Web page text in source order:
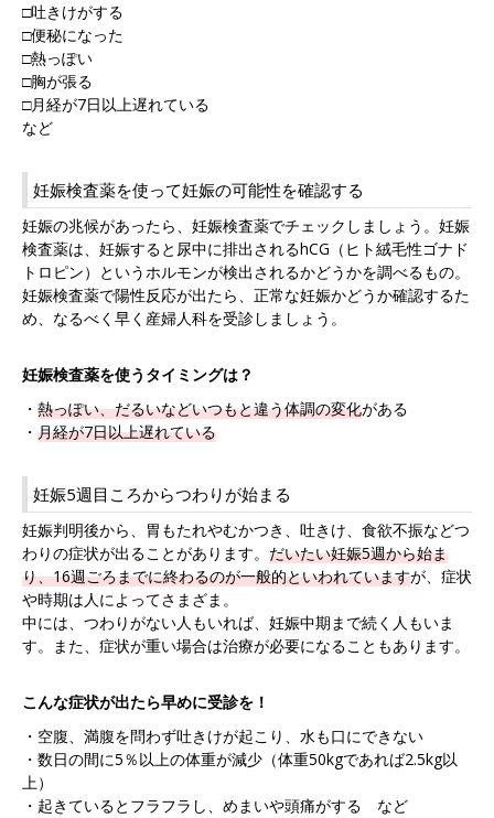
□吐きけがする
□便秘になった
□熱っぽい
□胸が張る
□月経が7日以上遅れている
など
妊娠検査薬を使って妊娠の可能性を確認する
妊娠の兆候があったら、妊娠検査薬でチェックしましょう。妊娠
検査薬は、妊娠すると尿中に排出されるhCG（ヒト絨毛性ゴナド
トロピン）というホルモンが検出されるかどうかを調べるもの。
妊娠検査薬で陽性反応が出たら、正常な妊娠かどうか確認するた
め、なるべく早く産婦人科を受診しましょう。
妊娠検査薬を使うタイミングは？
・ 熱っぽい、だるいなどいつもと違う体調の変化がある
・ 月経が7日以上遅れている
妊娠5週目ころからつわりが始まる
妊娠判明後から、胃もたれやむかつき、吐きけ、食欲不振などつ
わりの症状が出ることがあります。 だいたい妊娠5週から始ま
り、16週ごろまでに終わるのが一般的といわれていますが、症状
や時期は人によってさまざま。
中には、つわりがない人もいれば、妊娠中期まで続く人もいま
す。また、症状が重い場合は治療が必要になることもあります。
こんな症状が出たら早めに受診を！
・空腹、満腹を問わず吐きけが起こり、水も口にできない
・数日の間に5％以上の体重が減少（体重50kgであれば2.5kg以
上）
・起きているとフラフラし、めまいや頭痛がする など